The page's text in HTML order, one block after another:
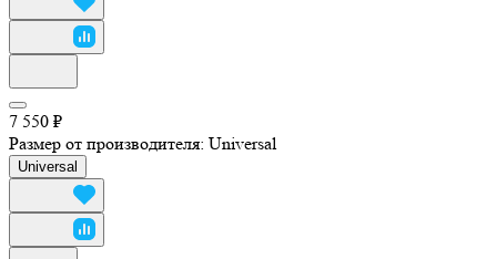
7 550 ₽
Размер от производителя: Universal
Universal